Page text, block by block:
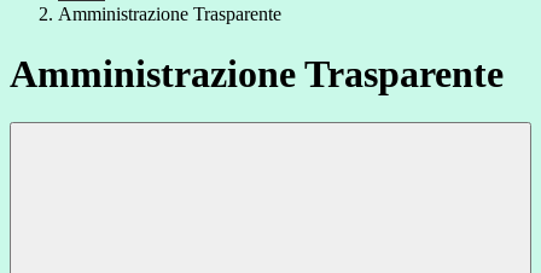
Amministrazione Trasparente
Amministrazione Trasparente